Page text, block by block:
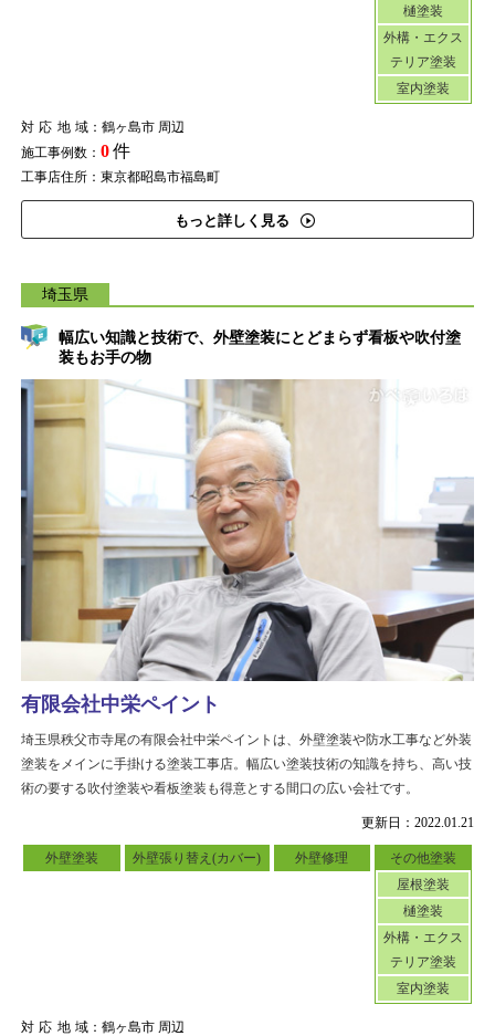
樋塗装
外構・エクス
テリア塗装
室内塗装
対応地域：鶴ヶ島市 周辺
施工事例数： 0件
工事店住所：東京都昭島市福島町
もっと詳しく見る
埼玉県
幅広い知識と技術で、外壁塗装にとどまらず看板や吹付塗
装もお手の物
更新日：2022.01.21
外壁塗装 外壁張り替え(カバー) 外壁修理
その他塗装
屋根塗装
樋塗装
外構・エクス
テリア塗装
室内塗装
対応地域：鶴ヶ島市 周辺
有限会社中栄ペイント
埼玉県秩父市寺尾の有限会社中栄ペイントは、外壁塗装や防水工事など外装
塗装をメインに手掛ける塗装工事店。幅広い塗装技術の知識を持ち、高い技
術の要する吹付塗装や看板塗装も得意とする間口の広い会社です。